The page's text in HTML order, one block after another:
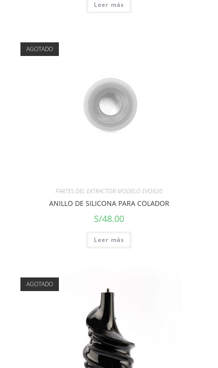
Leer más
AGOTADO
PARTES DEL EXTRACTOR MODELO EVO820
ANILLO DE SILICONA PARA COLADOR
S/48.00
Leer más
AGOTADO